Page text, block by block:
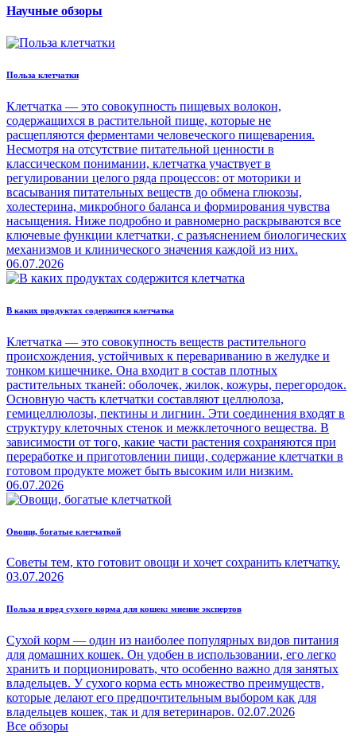
Научные обзоры
Польза клетчатки
Клетчатка — это совокупность пищевых волокон,
содержащихся в растительной пище, которые не
расщепляются ферментами человеческого пищеварения.
Несмотря на отсутствие питательной ценности в
классическом понимании, клетчатка участвует в
регулировании целого ряда процессов: от моторики и
всасывания питательных веществ до обмена глюкозы,
холестерина, микробного баланса и формирования чувства
насыщения. Ниже подробно и равномерно раскрываются все
ключевые функции клетчатки, с разъяснением биологических
механизмов и клинического значения каждой из них.
06.07.2026
В каких продуктах содержится клетчатка
Клетчатка — это совокупность веществ растительного
происхождения, устойчивых к перевариванию в желудке и
тонком кишечнике. Она входит в состав плотных
растительных тканей: оболочек, жилок, кожуры, перегородок.
Основную часть клетчатки составляют целлюлоза,
гемицеллюлозы, пектины и лигнин. Эти соединения входят в
структуру клеточных стенок и межклеточного вещества. В
зависимости от того, какие части растения сохраняются при
переработке и приготовлении пищи, содержание клетчатки в
готовом продукте может быть высоким или низким.
06.07.2026
Овощи, богатые клетчаткой
Советы тем, кто готовит овощи и хочет сохранить клетчатку.
03.07.2026
Польза и вред сухого корма для кошек: мнение экспертов
Сухой корм — один из наиболее популярных видов питания
для домашних кошек. Он удобен в использовании, его легко
хранить и порционировать, что особенно важно для занятых
владельцев. У сухого корма есть множество преимуществ,
которые делают его предпочтительным выбором как для
владельцев кошек, так и для ветеринаров. 02.07.2026
Все обзоры